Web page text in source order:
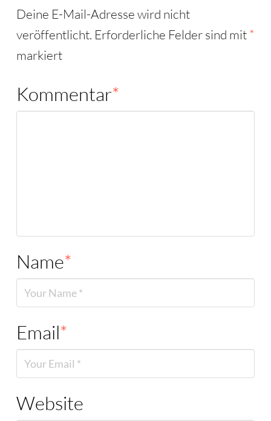
Deine E-Mail-Adresse wird nicht
veröffentlicht. Erforderliche Felder sind mit*
markiert
Kommentar*
Name*
Email*
Website